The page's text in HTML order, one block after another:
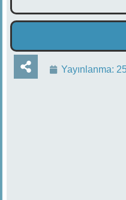
Yayınlanma: